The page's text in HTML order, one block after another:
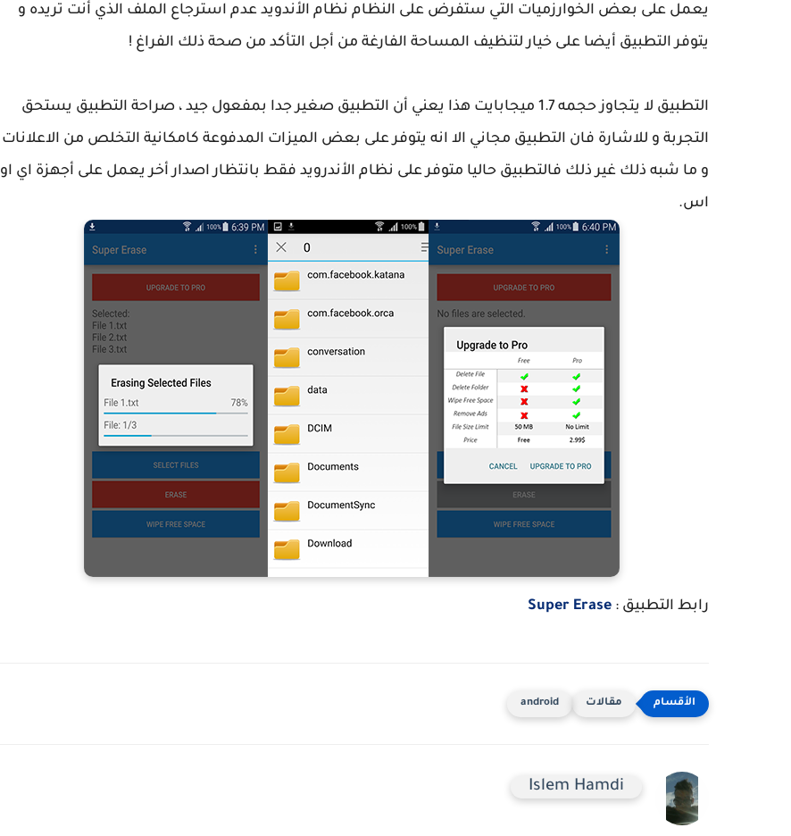
يعمل على بعض الخوارزميات التي ستفرض على النظام نظام الأندويد عدم استرجاع الملف الذي أنت تريده و
يتوفر التطبيق أيضا على خيار لتنظيف المساحة الفارغة من أجل التأكد من صحة ذلك الفراغ !
التطبيق لا يتجاوز حجمه 1.7 ميجابايت هذا يعني أن التطبيق صغير جدا بمفعول جيد ، صراحة التطبيق يستحق
التجربة و للاشارة فان التطبيق مجاني الا انه يتوفر على بعض الميزات المدفوعة كامكانية التخلص من الاعلانات
و ما شبه ذلك غير ذلك فالتطبيق حاليا متوفر على نظام الأندرويد فقط بانتظار اصدار أخر يعمل على أجهزة اي او
اس.
رابط التطبيق : Super Erase
مقالات android
Islem Hamdi